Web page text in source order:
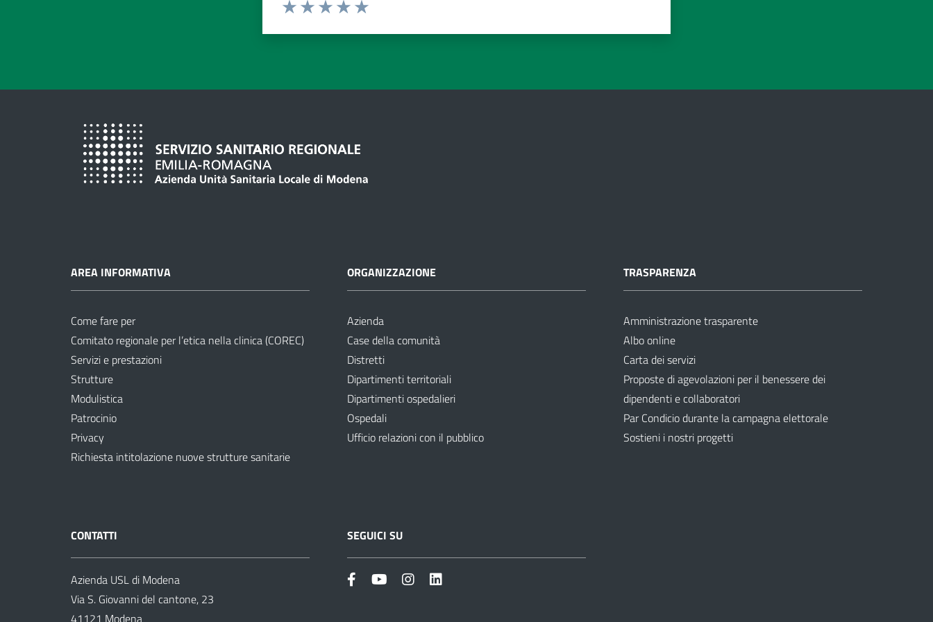
AREA INFORMATIVA
Come fare per
Comitato regionale per l’etica nella clinica (COREC)
Servizi e prestazioni
Strutture
Modulistica
Patrocinio
Privacy
Richiesta intitolazione nuove strutture sanitarie
ORGANIZZAZIONE
Azienda
Case della comunità
Distretti
Dipartimenti territoriali
Dipartimenti ospedalieri
Ospedali
Ufficio relazioni con il pubblico
TRASPARENZA
Amministrazione trasparente
Albo online
Carta dei servizi
Proposte di agevolazioni per il benessere dei
dipendenti e collaboratori
Par Condicio durante la campagna elettorale
Sostieni i nostri progetti
CONTATTI
Azienda USL di Modena
Via S. Giovanni del cantone, 23
41121 Modena
SEGUICI SU